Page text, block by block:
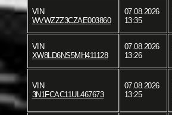
VIN
WVWZZZ3CZAE003860
07.08.2026
13:35
VIN
XW8LD6NS5MH411128
07.08.2026
13:26
VIN
3N1FCAC11UL467673
07.08.2026
13:25